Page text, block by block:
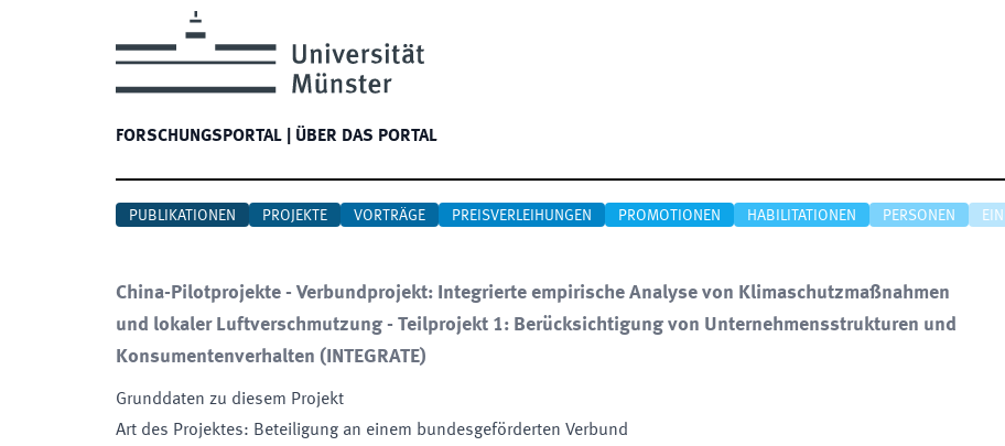
FORSCHUNGSPORTAL ÜBER DAS PORTAL
PUBLIKATIONEN PROJEKTE VORTRÄGE PREISVERLEIHUNGEN PROMOTIONEN HABILITATIONEN PERSONEN
China-Pilotprojekte - Verbundprojekt: Integrierte empirische Analyse von Klimaschutzmaßnahmen
und lokaler Luftverschmutzung - Teilprojekt 1: Berücksichtigung von Unternehmensstrukturen und
Konsumentenverhalten ( INTEGRATE)
Grunddaten zu diesem Projekt
Art des Projektes: Beteiligung an einem bundesgeförderten Verbund